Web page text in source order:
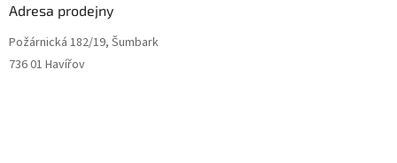
Adresa prodejny
Požárnická 182/19, Šumbark
736 01 Havířov